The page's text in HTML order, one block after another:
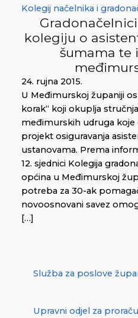
Kolegij načelnika i
kolegiju o
šumama te
24. rujna 2015.
U Međimurskoj županiji
korak“ koji okuplja
međimurskih udruga koje
projekt osiguravanja
ustanovama. Prema
12. sjednici Kolegija
općina u Međimurskoj
potreba za 30-ak
novoosnovani savez
[…]
Služba za poslove
Upravni odjel za